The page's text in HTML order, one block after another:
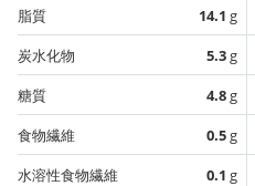
脂質
14.1 g
炭水化物
5.3g
糖質
4.8g
食物繊維
0.5g
水溶性食物繊維
0.1 g